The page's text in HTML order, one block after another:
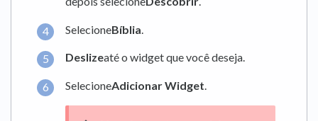
SelecioneBíblia
Deslizeaté o widget que você deseja.
SelecioneAdicionar Widget.